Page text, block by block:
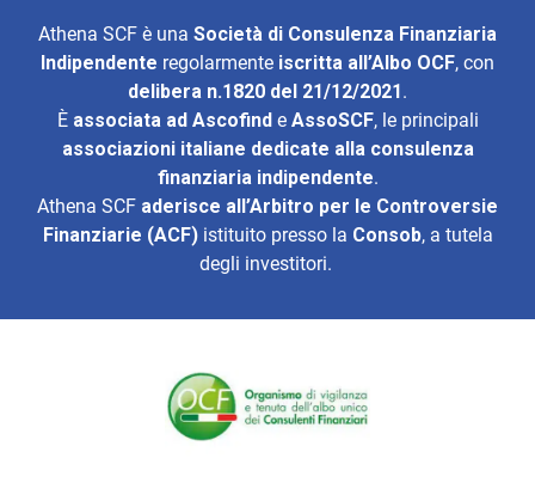
Athena SCF è una Società di Consulenza Finanziaria
Indipendente regolarmente iscritta all’Albo OCF, con
delibera n.1820 del 21/12/2021.
È associata ad Ascofinde AssoSCF, le principali
associazioni italiane dedicate alla consulenza
finanziaria indipendente.
Athena SCF aderisce all’Arbitro per le Controversie
Finanziarie (ACF)istituito presso la Consob, a tutela
degli investitori.